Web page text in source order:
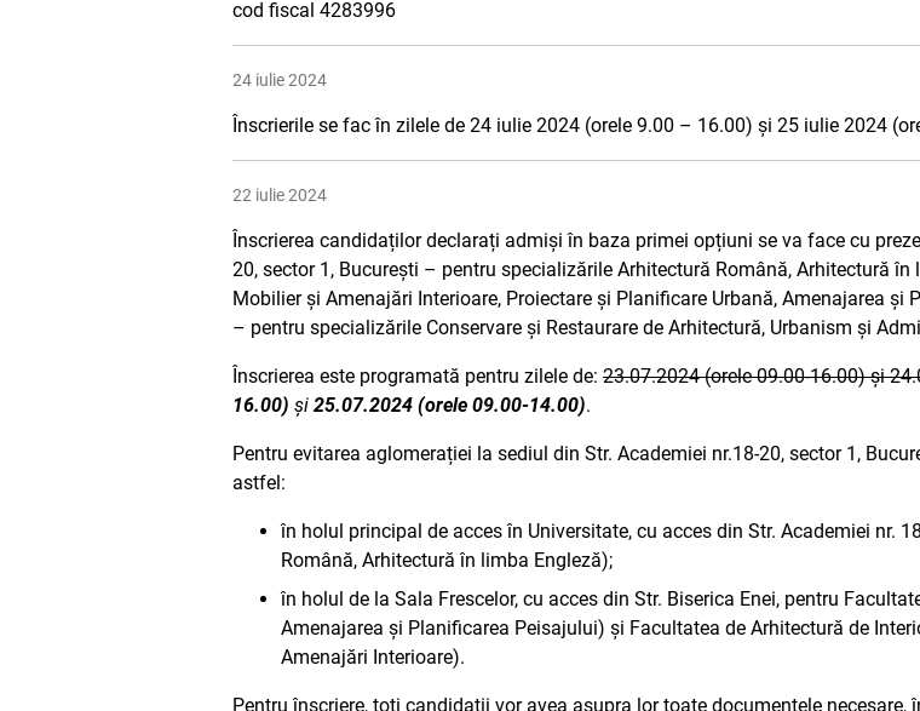
cod fiscal 4283996
24 iulie 2024
Înscrierile se fac în zilele de 24 iulie 2024 (orele 9.00 – 16.00) și 25 iulie 2024
22 iulie 2024
Înscrierea candidaților declarați admiși în baza primei opțiuni se va face cu
20, sector 1, București – pentru specializările Arhitectură Română, Arhitectură
Mobilier și Amenajări Interioare, Proiectare și Planificare Urbană, Amenajarea și
– pentru specializările Conservare și Restaurare de Arhitectură, Urbanism și
Înscrierea este programată pentru zilele de: 23.07.2024 (orele 09.00-16.00) și
16.00) și 25.07.2024 (orele 09.00-14.00).
Pentru evitarea aglomerației la sediul din Str. Academiei nr.18-20, sector 1,
astfel:
în holul principal de acces în Universitate, cu acces din Str. Academiei nr.
Română, Arhitectură în limba Engleză);
în holul de la Sala Frescelor, cu acces din Str. Biserica Enei, pentru
Amenajarea și Planificarea Peisajului) și Facultatea de Arhitectură de
Amenajări Interioare).
Pentru înscriere, toți candidații vor avea asupra lor toate documentele